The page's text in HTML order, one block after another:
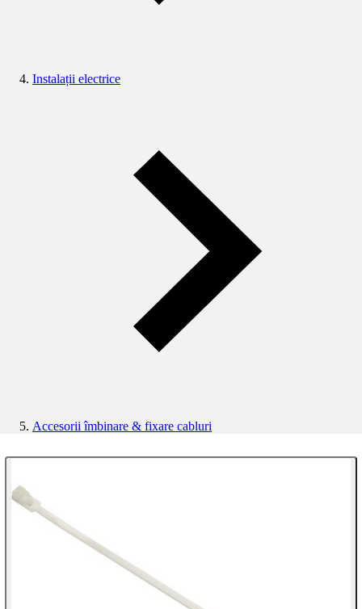
Instalații electrice
Accesorii îmbinare & fixare cabluri